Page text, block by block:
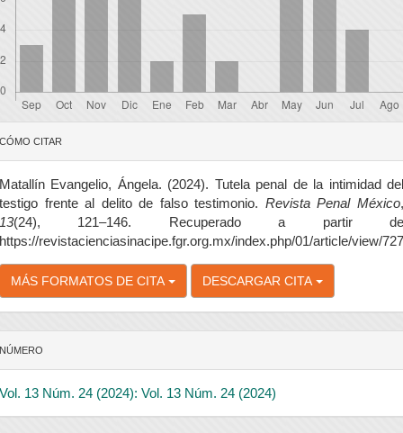
CÓMO CITAR
Matallín Evangelio, Ángela. (2024). Tutela penal de la intimidad del
testigo frente al delito de falso testimonio. Revista Penal México
13(24), 121–146. Recuperado a partir de
https://revistacienciasinacipe.fgr.org.mx/index.php/01/article/view/727
MÁS FORMATOS DE CITA DESCARGAR CITA
NÚMERO
Vol. 13 Núm. 24 (2024): Vol. 13 Núm. 24 (2024)